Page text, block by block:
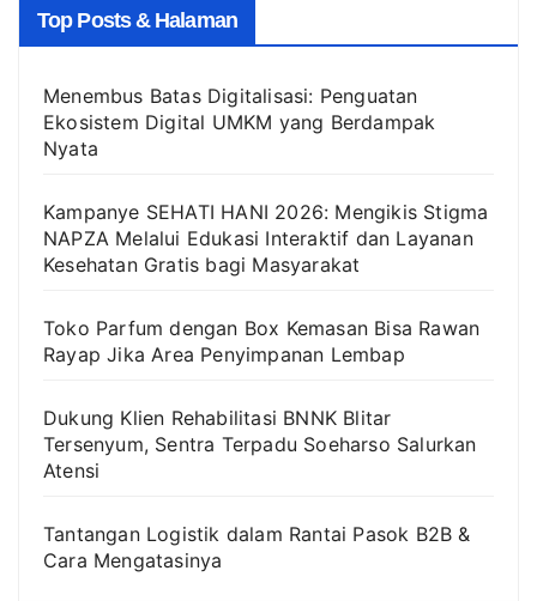
Top Posts & Halaman
Menembus Batas Digitalisasi: Penguatan
Ekosistem Digital UMKM yang Berdampak
Nyata
Kampanye SEHATI HANI 2026: Mengikis Stigma
NAPZA Melalui Edukasi Interaktif dan Layanan
Kesehatan Gratis bagi Masyarakat
Toko Parfum dengan Box Kemasan Bisa Rawan
Rayap Jika Area Penyimpanan Lembap
Dukung Klien Rehabilitasi BNNK Blitar
Tersenyum, Sentra Terpadu Soeharso Salurkan
Atensi
Tantangan Logistik dalam Rantai Pasok B2B &
Cara Mengatasinya